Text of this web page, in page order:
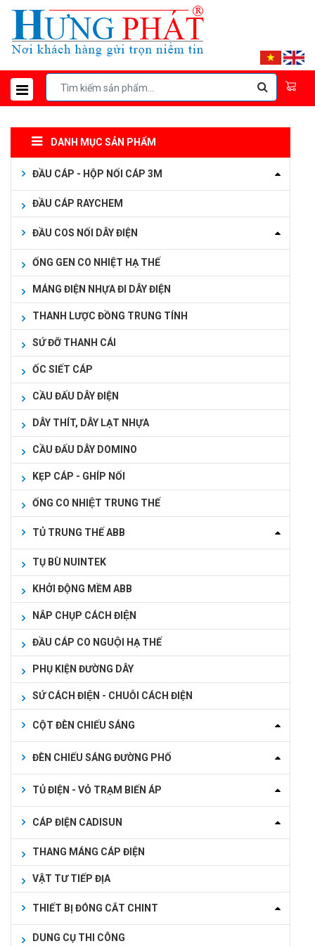
DANH MỤC SẢN PHẨM
ĐẦU CÁP - HỘP NỐI CÁP 3M
ĐẦU CÁP RAYCHEM
ĐẦU COS NỐI DÂY ĐIỆN
ỐNG GEN CO NHIỆT HẠ THẾ
MÁNG ĐIỆN NHỰA ĐI DÂY ĐIỆN
THANH LƯỢC ĐỒNG TRUNG TÍNH
SỨ ĐỠ THANH CÁI
ỐC SIẾT CÁP
CẦU ĐẤU DÂY ĐIỆN
DÂY THÍT, DÂY LẠT NHỰA
CẦU ĐẤU DÂY DOMINO
KẸP CÁP - GHÍP NỐI
ỐNG CO NHIỆT TRUNG THẾ
TỦ TRUNG THẾ ABB
TỤ BÙ NUINTEK
KHỞI ĐỘNG MỀM ABB
NẮP CHỤP CÁCH ĐIỆN
ĐẦU CÁP CO NGUỘI HẠ THẾ
PHỤ KIỆN ĐƯỜNG DÂY
SỨ CÁCH ĐIỆN - CHUỖI CÁCH ĐIỆN
CỘT ĐÈN CHIẾU SÁNG
ĐÈN CHIẾU SÁNG ĐƯỜNG PHỐ
TỦ ĐIỆN - VỎ TRẠM BIẾN ÁP
CÁP ĐIỆN CADISUN
THANG MÁNG CÁP ĐIỆN
VẬT TƯ TIẾP ĐỊA
THIẾT BỊ ĐÓNG CẮT CHINT
DUNG CỤ THI CÔNG